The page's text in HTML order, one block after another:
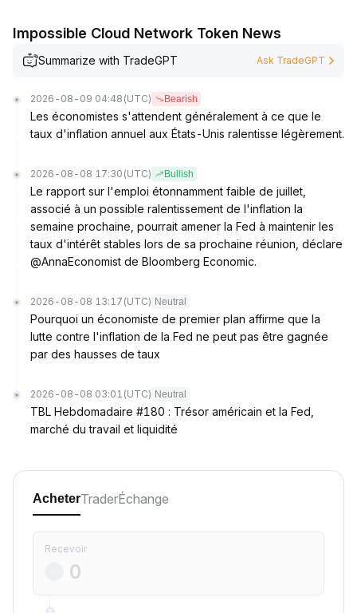
Impossible Cloud Network Token News
Summarize with TradeGPT Ask TradeGPT
2026-08-09 04:48 (UTC) Bearish
Les économistes s'attendent généralement à ce que le
taux d'inflation annuel aux États-Unis ralentisse légèrement.
2026-08-08 17:30 (UTC) Bullish
Le rapport sur l'emploi étonnamment faible de juillet,
associé à un possible ralentissement de l'inflation la
semaine prochaine, pourrait amener la Fed à maintenir les
taux d'intérêt stables lors de sa prochaine réunion, déclare
@AnnaEconomist de Bloomberg Economic.
2026-08-08 13:17 (UTC) Neutral
Pourquoi un économiste de premier plan affirme que la
lutte contre l'inflation de la Fed ne peut pas être gagnée
par des hausses de taux
2026-08-08 03:01 (UTC) Neutral
TBL Hebdomadaire #180 : Trésor américain et la Fed,
marché du travail et liquidité
AcheterTraderÉchange
Recevoir